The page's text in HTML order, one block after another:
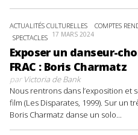
ACTUALITÉS CULTURELLES COMPTES
SPECTACLES 17 MARS 2024
Exposer un danseur-
FRAC : Boris Charmatz
parVictoria de Bank
Nous rentrons dans l’exposition
film (Les Disparates, 1999). Sur un
Boris Charmatz danse un solo...